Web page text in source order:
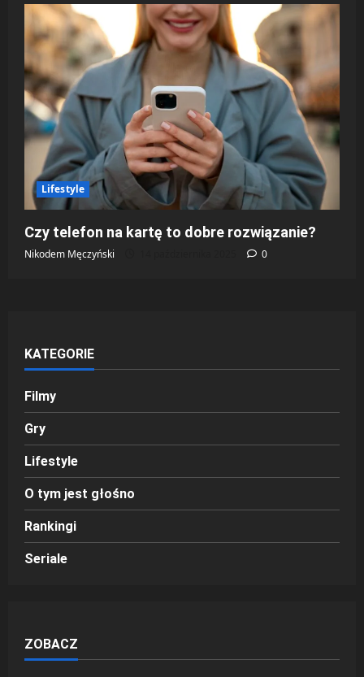
Lifestyle
Czy telefon na kartę to dobre rozwiązanie?
Nikodem Męczyński 0
KATEGORIE
Filmy
Gry
Lifestyle
O tym jest głośno
Rankingi
Seriale
ZOBACZ